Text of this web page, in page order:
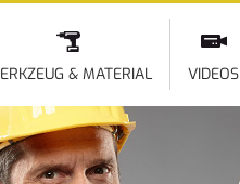
& MATERIAL VIDEOS